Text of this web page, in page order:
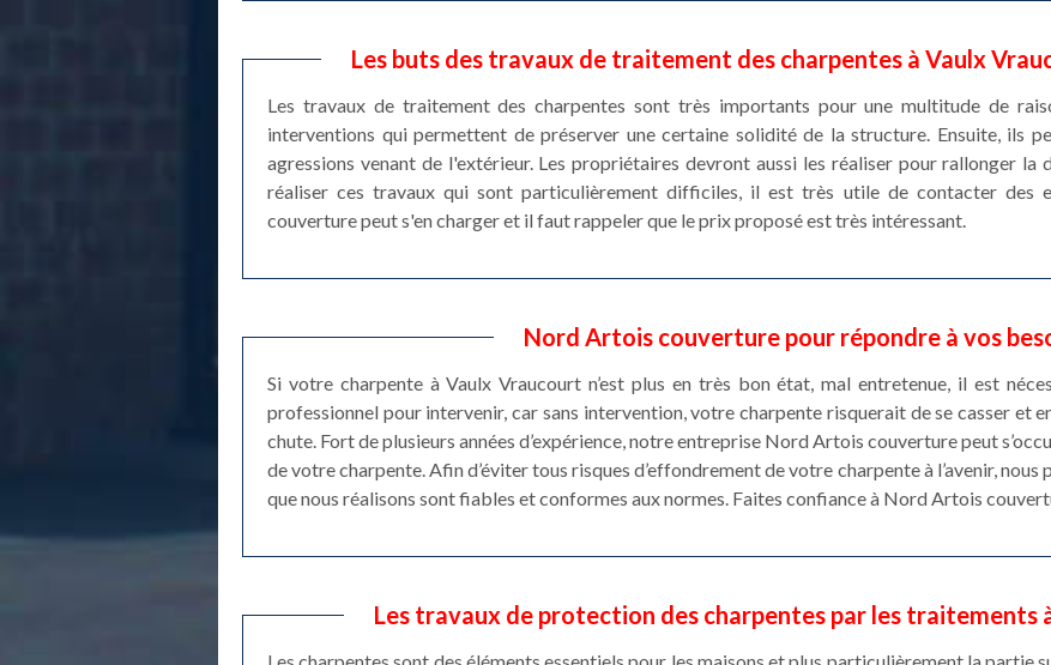
Les buts des travaux de traitement des charpentes à Vaulx
Les travaux de traitement des charpentes sont très importants pour une multitude de
interventions qui permettent de préserver une certaine solidité de la structure. Ensuite, ils
agressions venant de l'extérieur. Les propriétaires devront aussi les réaliser pour rallonger
réaliser ces travaux qui sont particulièrement difficiles, il est très utile de contacter des
couverture peut s'en charger et il faut rappeler que le prix proposé est très intéressant.
Nord Artois couverture pour répondre à vos
Si votre charpente à Vaulx Vraucourt n’est plus en très bon état, mal entretenue, il est
professionnel pour intervenir, car sans intervention, votre charpente risquerait de se casser et
chute. Fort de plusieurs années d’expérience, notre entreprise Nord Artois couverture peut
de votre charpente. Afin d’éviter tous risques d’effondrement de votre charpente à l’avenir, nous
que nous réalisons sont fiables et conformes aux normes. Faites confiance à Nord Artois
Les travaux de protection des charpentes par les traitements